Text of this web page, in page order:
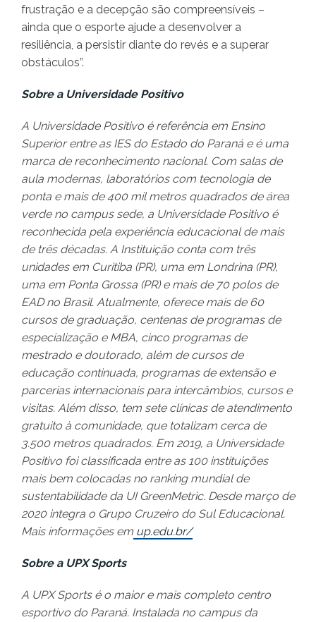
frustração e a decepção são compreensíveis –
ainda que o esporte ajude a desenvolver a
resiliência, a persistir diante do revés e a superar
obstáculos”.
Sobre a Universidade Positivo
A Universidade Positivo é referência em Ensino
Superior entre as IES do Estado do Paraná e é uma
marca de reconhecimento nacional. Com salas de
aula modernas, laboratórios com tecnologia de
ponta e mais de 400 mil metros quadrados de área
verde no campus sede, a Universidade Positivo é
reconhecida pela experiência educacional de mais
de três décadas. A Instituição conta com três
unidades em Curitiba (PR), uma em Londrina (PR),
uma em Ponta Grossa (PR) e mais de 70 polos de
EAD no Brasil. Atualmente, oferece mais de 60
cursos de graduação, centenas de programas de
especialização e MBA, cinco programas de
mestrado e doutorado, além de cursos de
educação continuada, programas de extensão e
parcerias internacionais para intercâmbios, cursos e
visitas. Além disso, tem sete clínicas de atendimento
gratuito à comunidade, que totalizam cerca de
3.500 metros quadrados. Em 2019, a Universidade
Positivo foi classificada entre as 100 instituições
mais bem colocadas no ranking mundial de
sustentabilidade da UI GreenMetric. Desde março de
2020 integra o Grupo Cruzeiro do Sul Educacional.
Mais informações em up.edu.br/
Sobre a UPX Sports
A UPX Sports é o maior e mais completo centro
esportivo do Paraná. Instalada no campus da